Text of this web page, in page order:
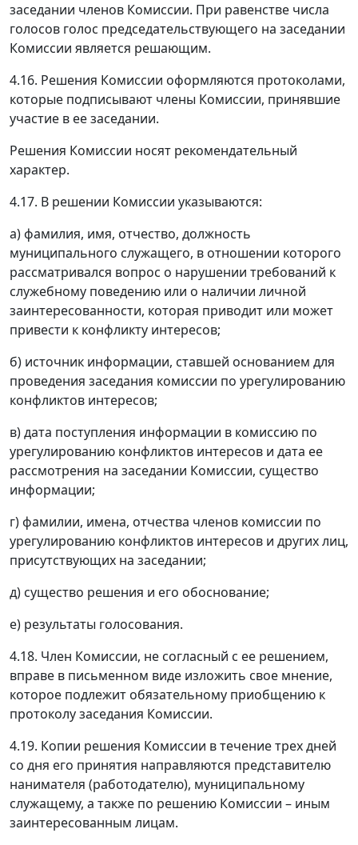
заседании членов Комиссии. При равенстве числа
голосов голос председательствующего на заседании
Комиссии является решающим.
4.16. Решения Комиссии оформляются протоколами,
которые подписывают члены Комиссии, принявшие
участие в ее заседании.
Решения Комиссии носят рекомендательный
характер.
4.17. В решении Комиссии указываются:
а) фамилия, имя, отчество, должность
муниципального служащего, в отношении которого
рассматривался вопрос о нарушении требований к
служебному поведению или о наличии личной
заинтересованности, которая приводит или может
привести к конфликту интересов;
б) источник информации, ставшей основанием для
проведения заседания комиссии по урегулированию
конфликтов интересов;
в) дата поступления информации в комиссию по
урегулированию конфликтов интересов и дата ее
рассмотрения на заседании Комиссии, существо
информации;
г) фамилии, имена, отчества членов комиссии по
урегулированию конфликтов интересов и других лиц,
присутствующих на заседании;
д) существо решения и его обоснование;
е) результаты голосования.
4.18. Член Комиссии, не согласный с ее решением,
вправе в письменном виде изложить свое мнение,
которое подлежит обязательному приобщению к
протоколу заседания Комиссии.
4.19. Копии решения Комиссии в течение трех дней
со дня его принятия направляются представителю
нанимателя (работодателю), муниципальному
служащему, а также по решению Комиссии – иным
заинтересованным лицам.